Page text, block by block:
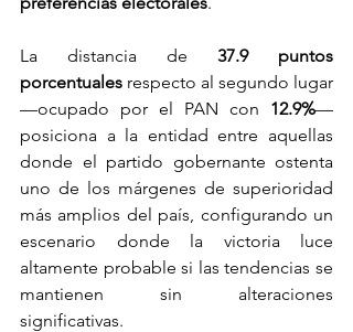
La distancia de 37.9 puntos
porcentuales respecto al segundo lugar
—ocupado por el PAN con 12.9%—
posiciona a la entidad entre aquellas
donde el partido gobernante ostenta
uno de los márgenes de superioridad
más amplios del país, configurando un
escenario donde la victoria luce
altamente probable si las tendencias se
mantienen sin alteraciones
significativas.